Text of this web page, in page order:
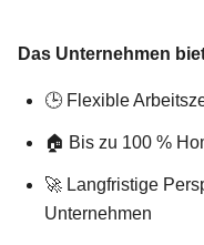
Das Unternehmen
🕒 Flexible
🏠 Bis zu 100 %
🚀 Langfristige
Unternehmen